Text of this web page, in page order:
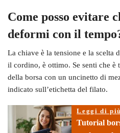
Come posso evitare
deformi con il
La chiave è la tensione e la
il cordino, è ottimo. Se senti che
della borsa con un uncinetto di
indicato sull’etichetta del filato.
Leggi di
Tutorial